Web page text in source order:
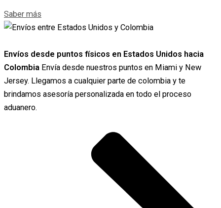
Saber más
Envíos desde puntos físicos en Estados Unidos hacia
Colombia Envía desde nuestros puntos en Miami y New
Jersey. Llegamos a cualquier parte de colombia y te
brindamos asesoría personalizada en todo el proceso
aduanero.